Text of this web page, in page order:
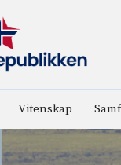
Vitenskap